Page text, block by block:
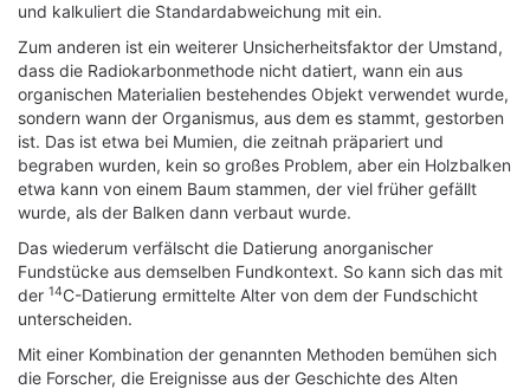
und kalkuliert die Standardabweichung mit ein.
Zum anderen ist ein weiterer Unsicherheitsfaktor der Umstand,
dass die Radiokarbonmethode nicht datiert, wann ein aus
organischen Materialien bestehendes Objekt verwendet wurde,
sondern wann der Organismus, aus dem es stammt, gestorben
ist. Das ist etwa bei Mumien, die zeitnah präpariert und
begraben wurden, kein so großes Problem, aber ein Holzbalken
etwa kann von einem Baum stammen, der viel früher gefällt
wurde, als der Balken dann verbaut wurde.
Das wiederum verfälscht die Datierung anorganischer
Fundstücke aus demselben Fundkontext. So kann sich das mit
der 14C-Datierung ermittelte Alter von dem der Fundschicht
unterscheiden.
Mit einer Kombination der genannten Methoden bemühen sich
die Forscher, die Ereignisse aus der Geschichte des Alten